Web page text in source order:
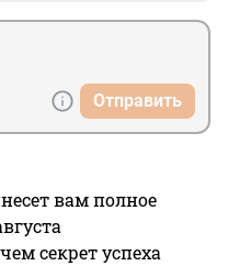
Отправить
вам полное
секрет успеха